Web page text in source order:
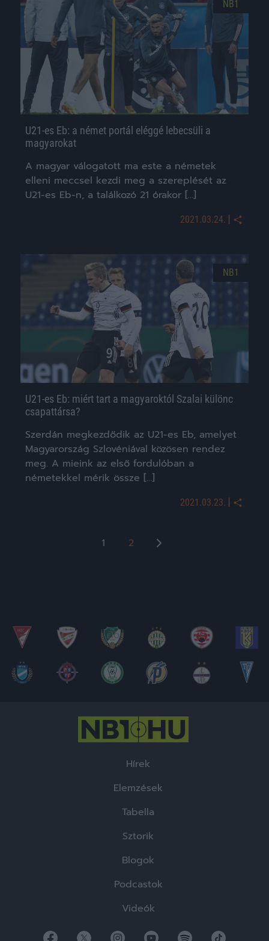
NB1
U21-es Eb: a német portál eléggé lebecsüli a
magyarokat
A magyar válogatott ma este a németek
elleni meccsel kezdi meg a szereplését az
U21-es Eb-n, a találkozó 21 órakor […]
2021.03.24. |
NB1
U21-es Eb: miért tart a magyaroktól Szalai különc
csapattársa?
Szerdán megkezdődik az U21-es Eb, amelyet
Magyarország Szlovéniával közösen rendez
meg. A mieink az első fordulóban a
németekkel mérik össze […]
2021.03.23. |
Bejegyzések
1 2
Hírek
Elemzések
Tabella
Sztorik
Blogok
Podcastok
Videók